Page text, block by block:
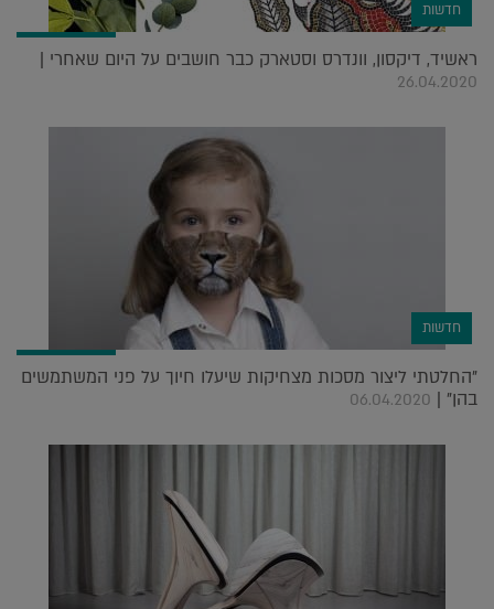
חדשות
ראשיד, דיקסון, וונדרס וסטארק כבר חושבים על היום שאחרי |
26.04.2020
חדשות
"החלטתי ליצור מסכות מצחיקות שיעלו חיוך על פני המשתמשים
בהן" | 06.04.2020